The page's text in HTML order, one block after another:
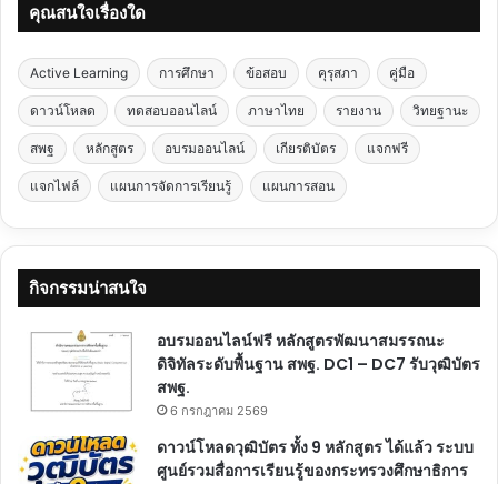
คุณสนใจเรื่องใด
Active Learning การศึกษา ข้อสอบ คุรุสภา คู่มือ
ดาวน์โหลด ทดสอบออนไลน์ ภาษาไทย รายงาน วิทยฐานะ
สพฐ หลักสูตร อบรมออนไลน์ เกียรติบัตร แจกฟรี
แจกไฟล์ แผนการจัดการเรียนรู้ แผนการสอน
กิจกรรมน่าสนใจ
อบรมออนไลน์ฟรี หลักสูตรพัฒนาสมรรถนะ
ดิจิทัลระดับพื้นฐาน สพฐ. DC1 – DC7 รับวุฒิบัตร
สพฐ.
6 กรกฎาคม 2569
ดาวน์โหลดวุฒิบัตร ทั้ง 9 หลักสูตร ได้แล้ว ระบบ
ศูนย์รวมสื่อการเรียนรู้ของกระทรวงศึกษาธิการ